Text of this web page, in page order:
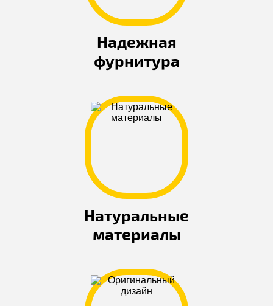
Надежная
фурнитура
Натуральные
материалы